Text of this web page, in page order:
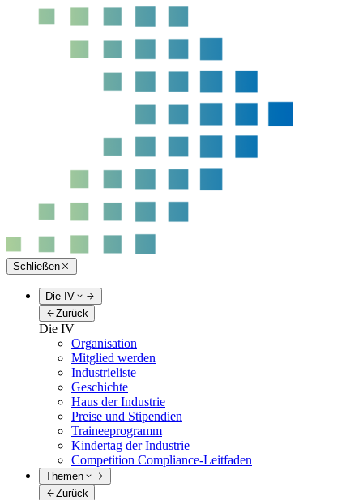
Schließen
Die IV
Zurück
Die IV
Organisation
Mitglied werden
Industrieliste
Geschichte
Haus der Industrie
Preise und Stipendien
Traineeprogramm
Kindertag der Industrie
Competition Compliance-Leitfaden
Themen
Zurück